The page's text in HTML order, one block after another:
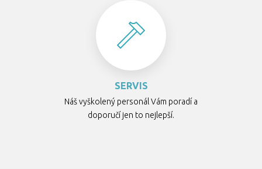
SERVIS
Náš vyškolený personál Vám poradí a
doporučí jen to nejlepší.